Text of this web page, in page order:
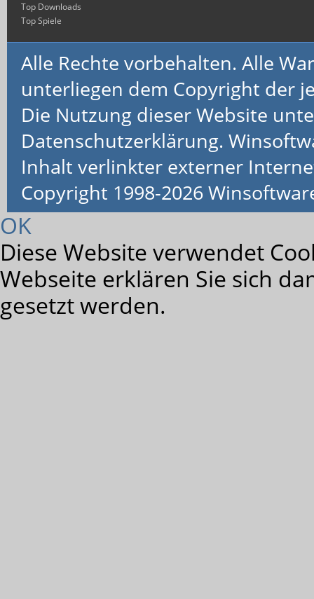
Top Downloads
Top Spiele
Alle Rechte vorbehalten. Alle
unterliegen dem Copyright der
Die Nutzung dieser Website
Datenschutzerklärung.
Inhalt verlinkter externer
Copyright 1998-2026
OK
Diese Website verwendet
Webseite erklären Sie sich
gesetzt werden.